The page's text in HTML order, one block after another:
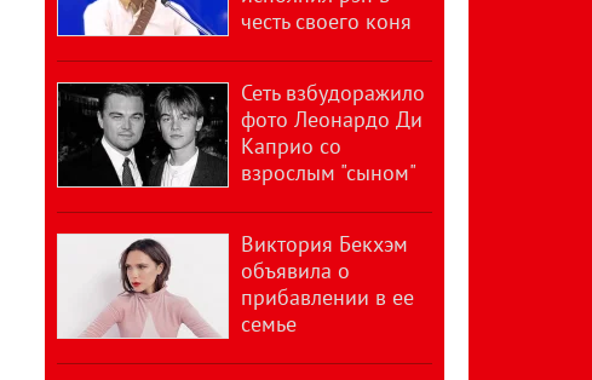
честь своего коня
Сеть взбудоражило
фото Леонардо Ди
Каприо со
взрослым "сыном"
Виктория Бекхэм
объявила о
прибавлении в ее
семье